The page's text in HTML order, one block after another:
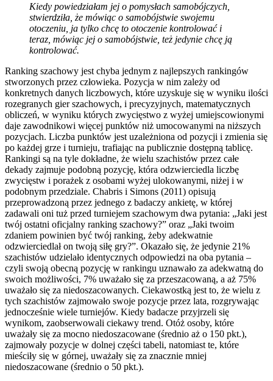
Kiedy powiedziałam jej o pomysłach samobójczych,
stwierdziła, że mówiąc o samobójstwie swojemu
otoczeniu, ja tylko chcę to otoczenie kontrolować i
teraz, mówiąc jej o samobójstwie, też jedynie chcę ją
kontrolować.
Ranking szachowy jest chyba jednym z najlepszych rankingów
stworzonych przez człowieka. Pozycja w nim zależy od
konkretnych danych liczbowych, które uzyskuje się w wyniku ilości
rozegranych gier szachowych, i precyzyjnych, matematycznych
obliczeń, w wyniku których zwycięstwo z wyżej umiejscowionymi
daje zawodnikowi więcej punktów niż umocowanymi na niższych
pozycjach. Liczba punktów jest uzależniona od pozycji i zmienia się
po każdej grze i turnieju, trafiając na publicznie dostępną tablicę.
Rankingi są na tyle dokładne, że wielu szachistów przez całe
dekady zajmuje podobną pozycję, która odzwierciedla liczbę
zwycięstw i porażek z osobami wyżej ulokowanymi, niżej i w
podobnym przedziale. Chabris i Simons (2011) opisują
przeprowadzoną przez jednego z badaczy ankietę, w której
zadawali oni tuż przed turniejem szachowym dwa pytania: „Jaki jest
twój ostatni oficjalny ranking szachowy?” oraz „Jaki twoim
zdaniem powinien być twój ranking, żeby adekwatnie
odzwierciedlał on twoją siłę gry?”. Okazało się, że jedynie 21%
szachistów udzielało identycznych odpowiedzi na oba pytania –
czyli swoją obecną pozycję w rankingu uznawało za adekwatną do
swoich możliwości, 7% uważało się za przeszacowaną, a aż 75%
uważało się za niedoszacowanych. Ciekawostką jest to, że wielu z
tych szachistów zajmowało swoje pozycje przez lata, rozgrywając
jednocześnie wiele turniejów. Kiedy badacze przyjrzeli się
wynikom, zaobserwowali ciekawy trend. Otóż osoby, które
uważały się za mocno niedoszacowane (średnio aż o 150 pkt.),
zajmowały pozycje w dolnej części tabeli, natomiast te, które
mieściły się w górnej, uważały się za znacznie mniej
niedoszacowane (średnio o 50 pkt.).